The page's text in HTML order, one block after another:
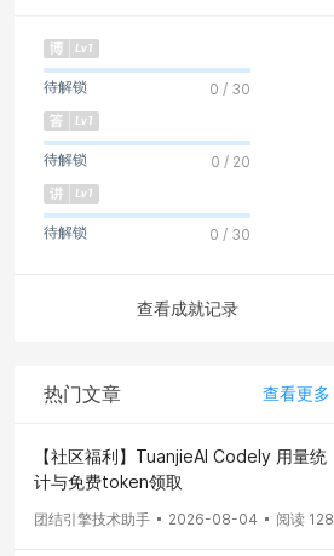
待解锁 0 / 30
待解锁 0 / 20
待解锁 0 / 30
查看成就记录
热门文章 查看更多
【社区福利】TuanjieAI Codely 用量统
计与免费token领取
团结引擎技术助手 2026-08-04 阅读 128